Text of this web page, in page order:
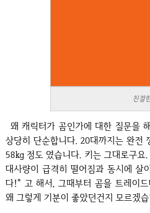
친절
왜 캐릭터가 곰인가에 대한 질문을 해주신 분들도 몇 분 계셨습니다. 캐릭터를 곰으로 선택한 이유는
상당히 단순합니다. 20대까지는 완전
58kg 정도 였습니다. 키는 그대로구
대사량이 급격히 떨어짐과 동시에
다!" 고 해서, 그때부터 곰을 트레이
왜 그렇게 기분이 좋았던건지 모르겠